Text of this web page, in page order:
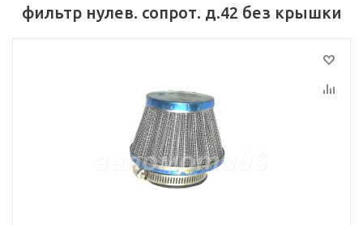
фильтр нулев. сопрот. д.42 без крышки